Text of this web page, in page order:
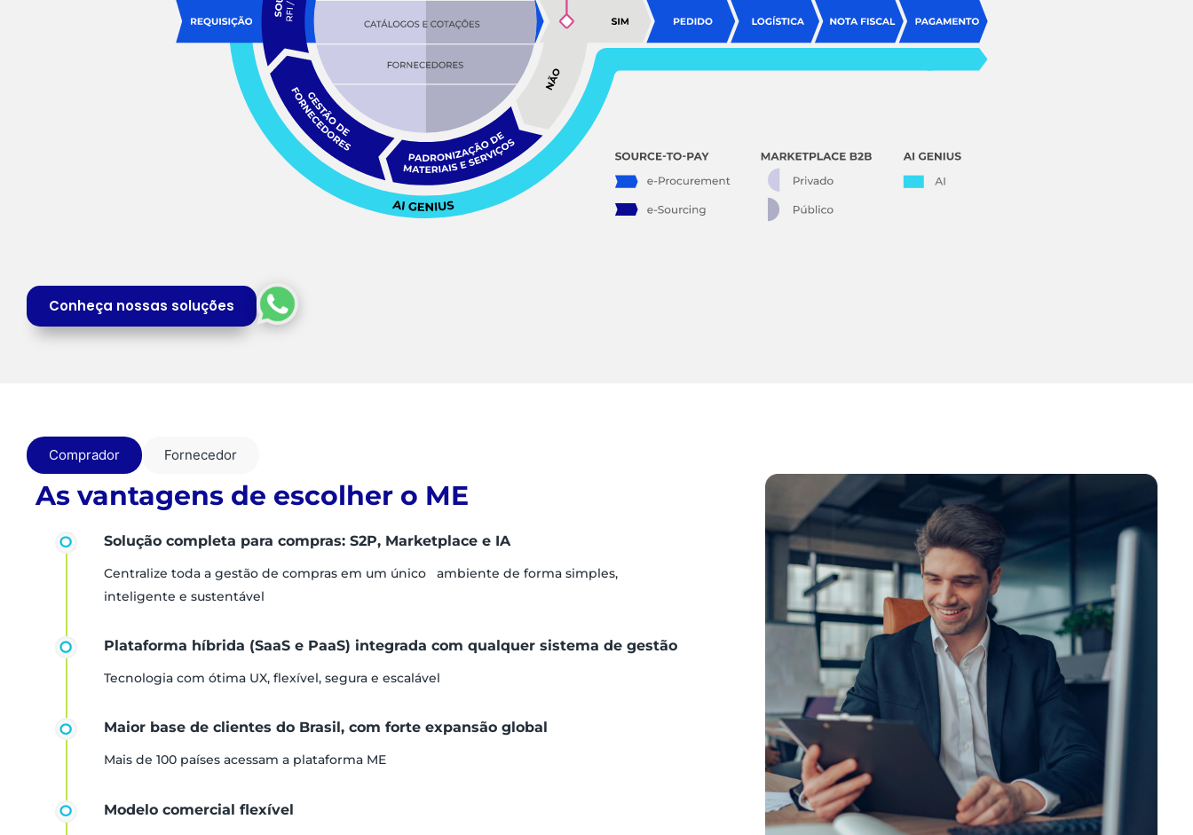
Conheça nossas soluções
Comprador Fornecedor
As vantagens de escolher o ME
Solução completa para compras: S2P, Marketplace e IA
Centralize toda a gestão de compras em um único ambiente de forma simples,
inteligente e sustentável
Plataforma híbrida (SaaS e PaaS) integrada com qualquer sistema de gestão
Tecnologia com ótima UX, flexível, segura e escalável
Maior base de clientes do Brasil, com forte expansão global
Mais de 100 países acessam a plataforma ME
Modelo comercial flexível